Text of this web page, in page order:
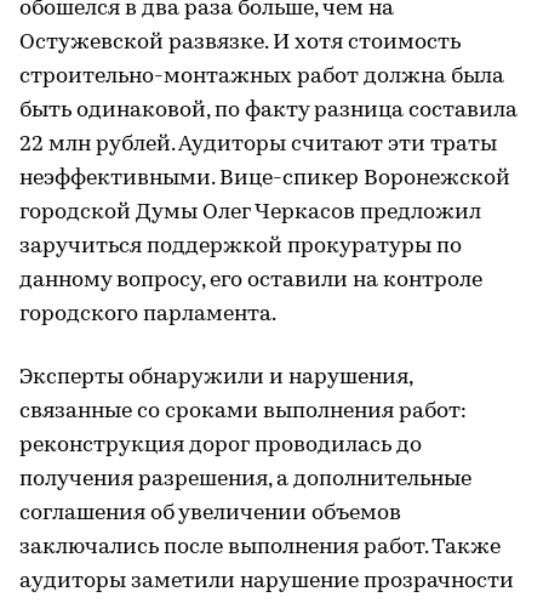
обошелся в два раза больше, чем на
Остужевской развязке. И хотя стоимость
строительно-монтажных работ должна была
быть одинаковой, по факту разница составила
22 млн рублей. Аудиторы считают эти траты
неэффективными. Вице-спикер Воронежской
городской Думы Олег Черкасов предложил
заручиться поддержкой прокуратуры по
данному вопросу, его оставили на контроле
городского парламента.
Эксперты обнаружили и нарушения,
связанные со сроками выполнения работ:
реконструкция дорог проводилась до
получения разрешения, а дополнительные
соглашения об увеличении объемов
заключались после выполнения работ. Также
аудиторы заметили нарушение прозрачности